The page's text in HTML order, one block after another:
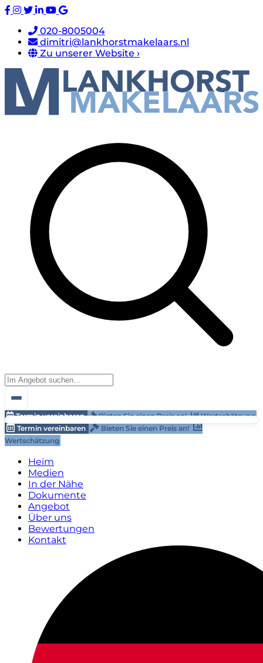
020-8005004
dimitri@lankhorstmakelaars.nl
Zu unserer Website ›
Termin vereinbaren Bieten Sie einen Preis an!
Wertschätzung
Termin vereinbaren
Bieten Sie einen Preis an!
Wertschätzung
Heim
Medien
In der Nähe
Dokumente
Angebot
Über uns
Bewertungen
Kontakt